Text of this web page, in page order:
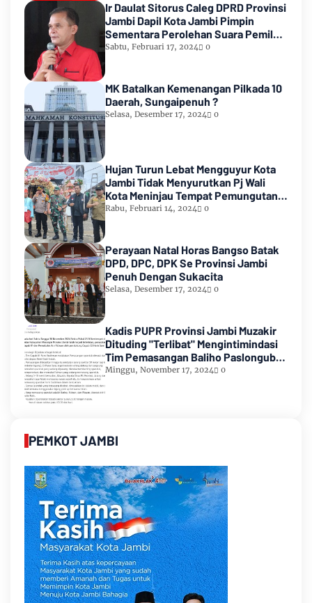
Ir Daulat Sitorus Caleg DPRD Provinsi
Jambi Dapil Kota Jambi Pimpin
Sementara Perolehan Suara Pemilu
2024
Sabtu, Februari 17, 2024 0
MK Batalkan Kemenangan Pilkada 10
Daerah, Sungaipenuh ?
Selasa, Desember 17, 2024 0
Hujan Turun Lebat Mengguyur Kota
Jambi Tidak Menyurutkan Pj Wali
Kota Meninjau Tempat Pemungutan
Suara Pemilu 2024
Rabu, Februari 14, 2024 0
Perayaan Natal Horas Bangso Batak
DPD, DPC, DPK Se Provinsi Jambi
Penuh Dengan Sukacita
Selasa, Desember 17, 2024 0
Kadis PUPR Provinsi Jambi Muzakir
Dituding "Terlibat" Mengintimindasi
Tim Pemasangan Baliho Paslongub
Romi-Sudirman
Minggu, November 17, 2024 0
PEMKOT JAMBI